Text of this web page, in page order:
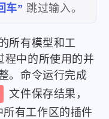
车” 跳过输入。
所有模型和工
程中的所使用的并
。命令运行完成
文件保存结果，
有工作区的插件